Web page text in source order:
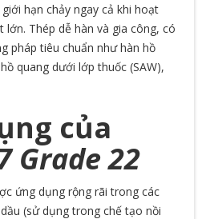
hạn chảy ngay cả khi hoạt
lớn. Thép dễ hàn và gia công, có
pháp tiêu chuẩn như hàn hồ
quang dưới lớp thuốc (SAW),
của
Grade 22
ứng dụng rộng rãi trong các
(sử dụng trong chế tạo nồi